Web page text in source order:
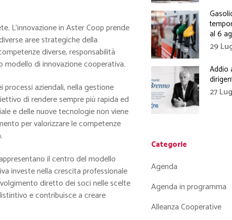
L’innovazione in Aster Coop prende
aree strategiche della
diverse, responsabilità
di innovazione cooperativa.
aziendali, nella gestione
di rendere sempre più rapida ed
e delle nuove tecnologie non viene
per valorizzare le competenze
il centro del modello
investe nella crescita professionale
diretto dei soci nelle scelte
e contribuisce a creare
al 6
29
Addio
27
Categorie
Agenda
Agenda in programma
Alleanza Cooperative